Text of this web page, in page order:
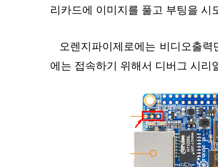
리카드에 이미지를 풀고 부팅을 시
오렌지파이제로에는 비디오출
에는 접속하기 위해서 디버그 시